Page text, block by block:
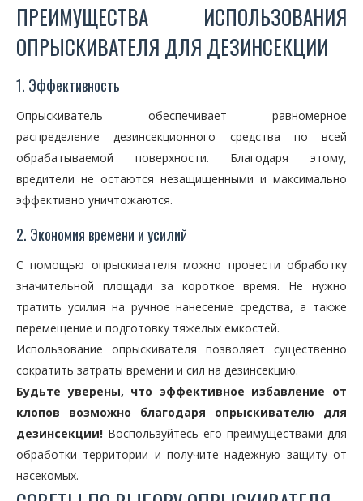
ПРЕИМУЩЕСТВА ИСПОЛЬЗОВАНИЯ
ОПРЫСКИВАТЕЛЯ ДЛЯ ДЕЗИНСЕКЦИИ
1. Эффективность
Опрыскиватель обеспечивает равномерное
распределение дезинсекционного средства по всей
обрабатываемой поверхности. Благодаря этому,
вредители не остаются незащищенными и максимально
эффективно уничтожаются.
2. Экономия времени и усилий
С помощью опрыскивателя можно провести обработку
значительной площади за короткое время. Не нужно
тратить усилия на ручное нанесение средства, а также
перемещение и подготовку тяжелых емкостей.
Использование опрыскивателя позволяет существенно
сократить затраты времени и сил на дезинсекцию.
Будьте уверены, что эффективное избавление от
клопов возможно благодаря опрыскивателю для
дезинсекции! Воспользуйтесь его преимуществами для
обработки территории и получите надежную защиту от
насекомых.